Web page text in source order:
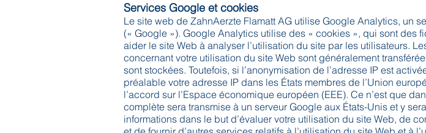
Services Google et cookies
Le site web de ZahnAerzte Flamatt AG utilise Google Analytics, un
(« Google »). Google Analytics utilise des « cookies », qui sont des
aider le site Web à analyser l’utilisation du site par les utilisateurs.
concernant votre utilisation du site Web sont généralement
sont stockées. Toutefois, si l’anonymisation de l’adresse IP est
préalable votre adresse IP dans les États membres de l’Union
l’accord sur l’Espace économique européen (EEE). Ce n’est que
complète sera transmise à un serveur Google aux États-Unis et y
informations dans le but d’évaluer votre utilisation du site Web, de